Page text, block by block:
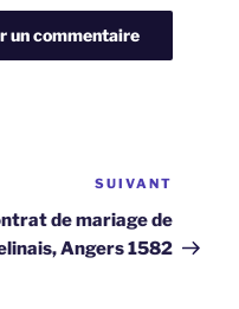
suivant
SUIVANT
de mariage de
Angers 1582